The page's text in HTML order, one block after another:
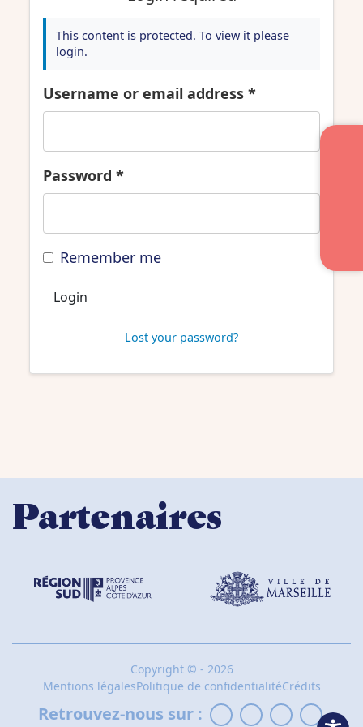
This content is protected. To view it please
login.
Username or email address *
Password *
Remember me
Login
Lost your password?
Partenaires
Copyright © - 2026
Mentions légalesPolitique de confidentialitéCrédits
Retrouvez-nous sur :